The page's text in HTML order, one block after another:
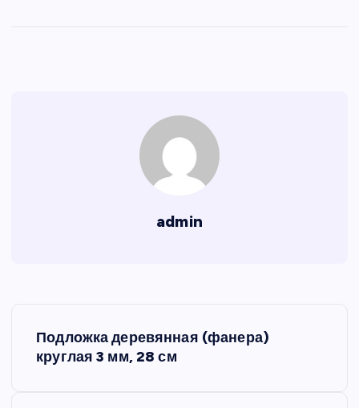
admin
Подложка деревянная (фанера)
круглая 3 мм, 28 см